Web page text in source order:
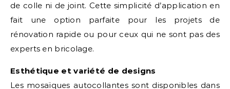
de colle ni de joint. Cette simplicité d’application en
fait une option parfaite pour les projets de
rénovation rapide ou pour ceux qui ne sont pas des
experts en bricolage.
Esthétique et variété de designs
Les mosaïques autocollantes sont disponibles dans